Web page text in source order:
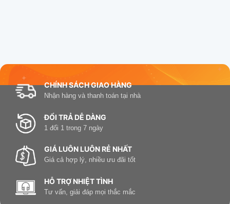
CHÍNH SÁCH GIAO HÀNG
Nhận hàng và thanh toán tại nhà
ĐỔI TRẢ DỄ DÀNG
1 đổi 1 trong 7 ngày
GIÁ LUÔN LUÔN RẺ NHẤT
Giá cả hợp lý, nhiều ưu đãi tốt
HỖ TRỢ NHIỆT TÌNH
Tư vấn, giải đáp mọi thắc mắc